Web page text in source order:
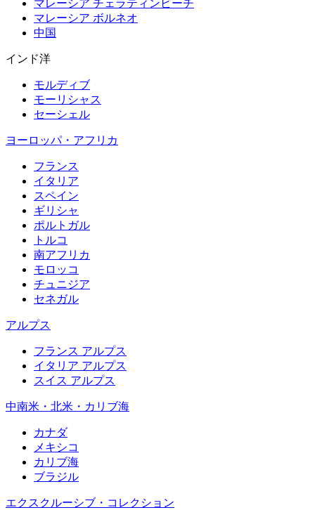
マレーシア チェラティンビーチ
マレーシア ボルネオ
中国
インド洋
モルディブ
モーリシャス
セーシェル
ヨーロッパ・アフリカ
フランス
イタリア
スペイン
ギリシャ
ポルトガル
トルコ
南アフリカ
モロッコ
チュニジア
セネガル
アルプス
フランス アルプス
イタリア アルプス
スイス アルプス
中南米・北米・カリブ海
カナダ
メキシコ
カリブ海
ブラジル
エクスクルーシブ・コレクション